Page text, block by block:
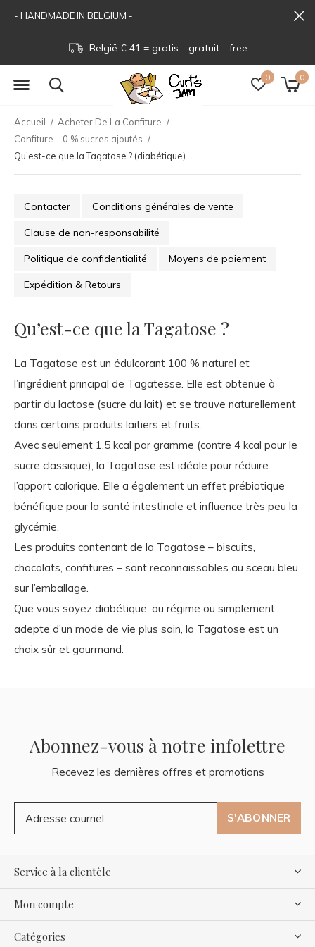
0 0
België € 41 = gratis - gratuit - free
- HANDMADE IN BELGIUM -
Accueil
Acheter De La Confiture
Confiture – 0 % sucres ajoutés
Qu’est-ce que la Tagatose ? (diabétique)
Contacter Conditions générales de vente
Clause de non-responsabilité
Politique de confidentialité Moyens de paiement
Expédition & Retours
Qu’est-ce que la Tagatose ?
La Tagatose est un édulcorant 100 % naturel et
l’ingrédient principal de Tagatesse. Elle est obtenue à
partir du lactose (sucre du lait) et se trouve naturellement
dans certains produits laitiers et fruits.
Avec seulement 1,5 kcal par gramme (contre 4 kcal pour le
sucre classique), la Tagatose est idéale pour réduire
l’apport calorique. Elle a également un effet prébiotique
bénéfique pour la santé intestinale et influence très peu la
glycémie.
Les produits contenant de la Tagatose – biscuits,
chocolats, confitures – sont reconnaissables au sceau bleu
sur l’emballage.
Que vous soyez diabétique, au régime ou simplement
adepte d’un mode de vie plus sain, la Tagatose est un
choix sûr et gourmand.
Abonnez-vous à notre infolettre
Recevez les dernières offres et promotions
S'ABONNER
Service à la clientèle
Mon compte
Catégories